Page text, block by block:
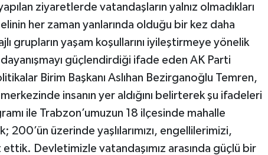
ziyaretlerde vatandaşların yalnız olmadıkları
her zaman yanlarında olduğu bir kez daha
grupların yaşam koşullarını iyileştirmeye yönelik
dayanışmayı güçlendirdiği ifade eden AK Parti
Birim Başkanı Aslıhan Bezirganoğlu Temren,
merkezinde insanın yer aldığını belirterek şu ifadeleri
ile Trabzon’umuzun 18 ilçesinde mahalle
200’ün üzerinde yaşlılarımızı, engellilerimizi,
Devletimizle vatandaşımız arasında güçlü bir